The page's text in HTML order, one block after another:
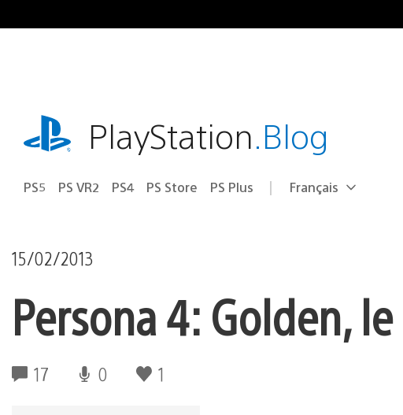
au
playstation.comPlayStation.Blog
PS5 PS VR2 PS4 PS Store PS Plus Choisir
Région
Français
15/02/2013
Persona 4: Golden,
17 0 1